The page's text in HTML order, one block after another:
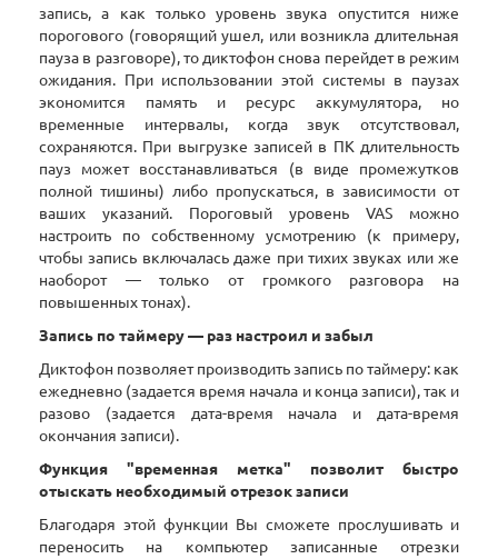
запись, а как только уровень звука опустится ниже
порогового (говорящий ушел, или возникла длительная
пауза в разговоре), то диктофон снова перейдет в режим
ожидания. При использовании этой системы в паузах
экономится память и ресурс аккумулятора, но
временные интервалы, когда звук отсутствовал,
сохраняются. При выгрузке записей в ПК длительность
пауз может восстанавливаться (в виде промежутков
полной тишины) либо пропускаться, в зависимости от
ваших указаний. Пороговый уровень VAS можно
настроить по собственному усмотрению (к примеру,
чтобы запись включалась даже при тихих звуках или же
наоборот — только от громкого разговора на
повышенных тонах).
Запись по таймеру — раз настроил и забыл
Диктофон позволяет производить запись по таймеру: как
ежедневно (задается время начала и конца записи), так и
разово (задается дата-время начала и дата-время
окончания записи).
Функция "временная метка" позволит быстро
отыскать необходимый отрезок записи
Благодаря этой функции Вы сможете прослушивать и
переносить на компьютер записанные отрезки